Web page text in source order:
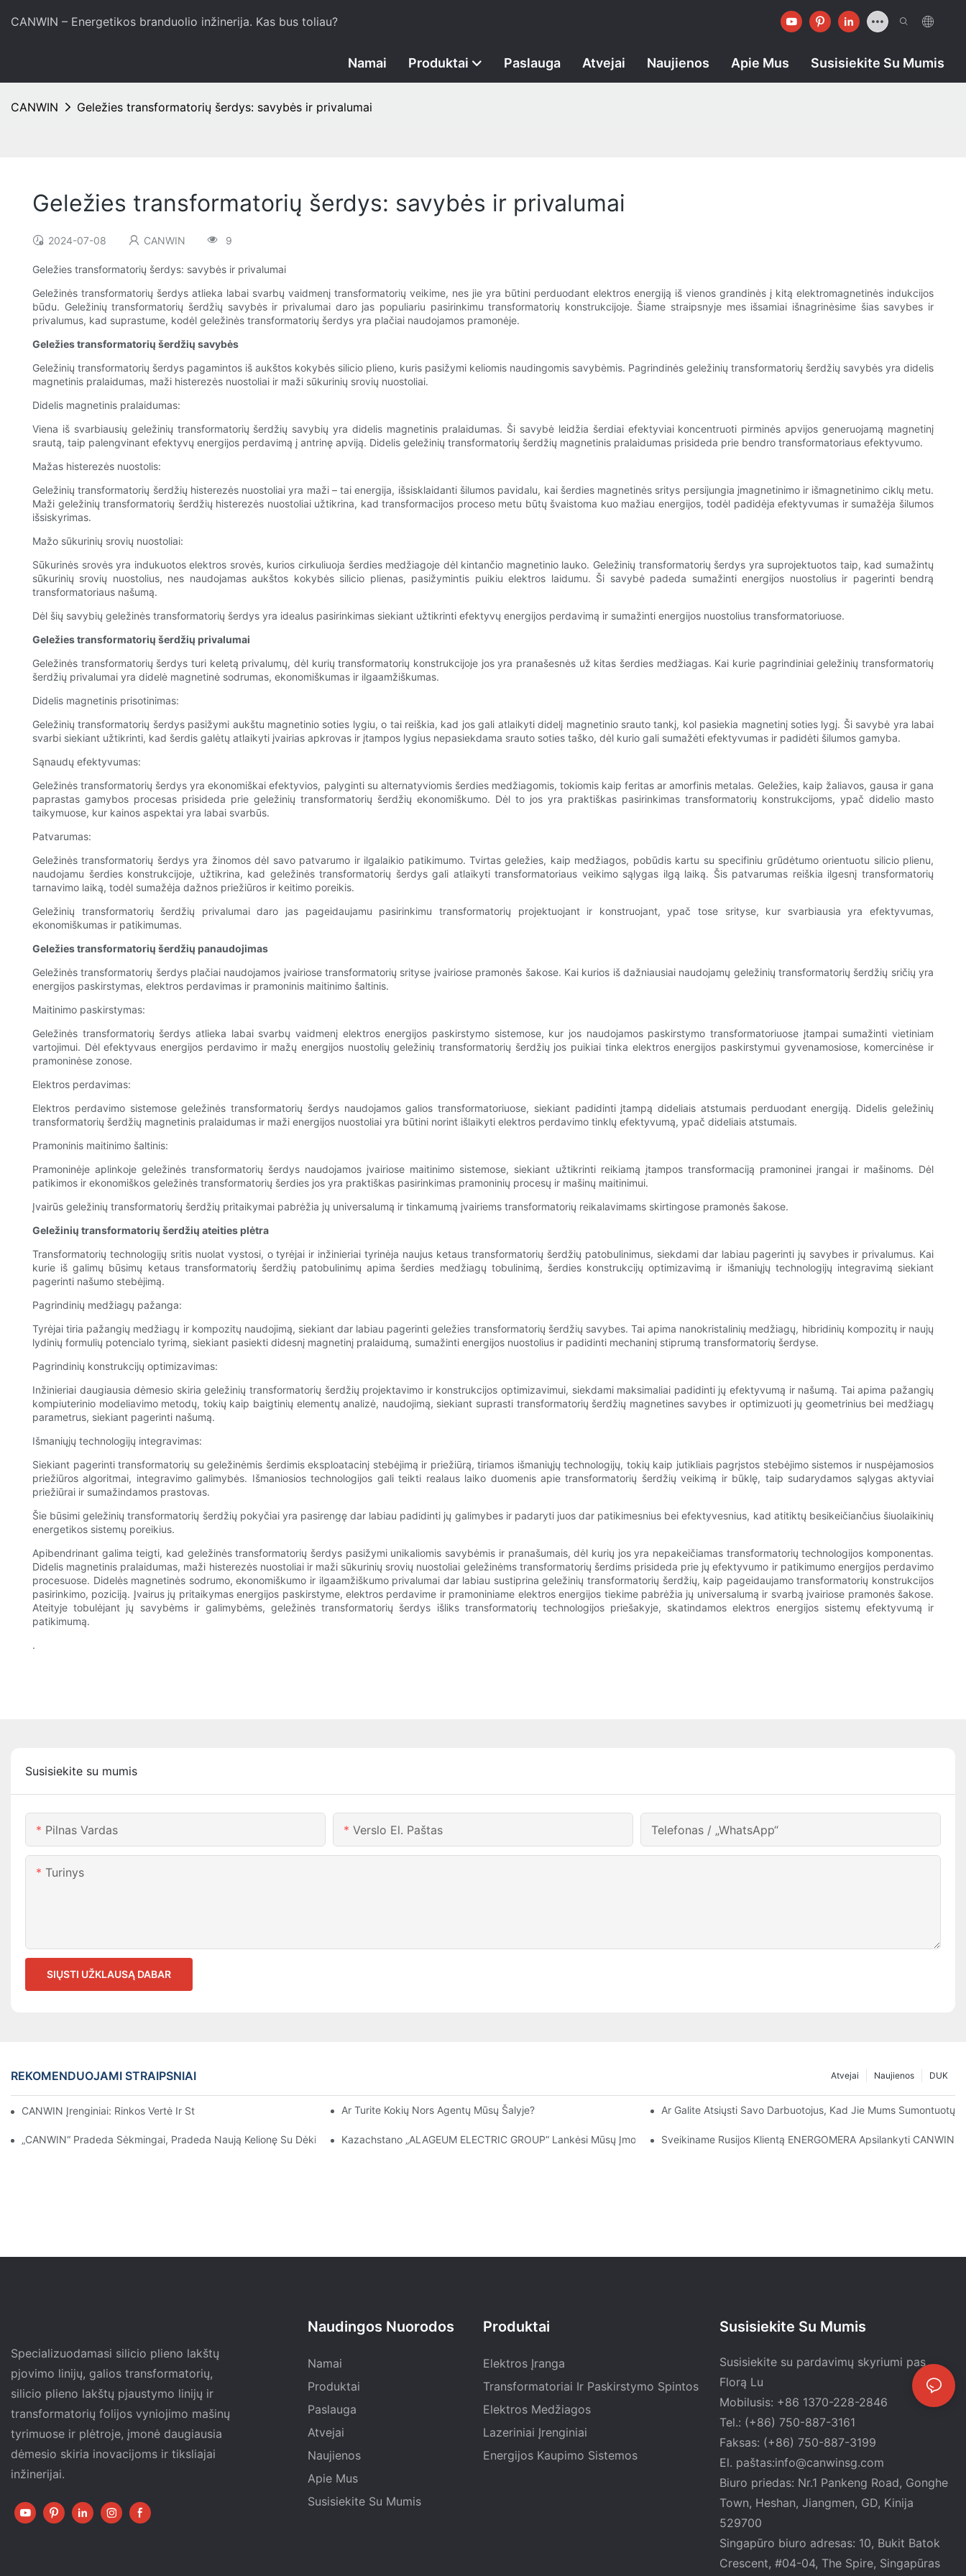
CANWIN – Energetikos branduolio inžinerija. Kas bus toliau?
Namai Produktai Paslauga Atvejai Naujienos Apie Mus Susisiekite Su Mumis
CANWIN Geležies transformatorių šerdys: savybės ir privalumai
Geležies transformatorių šerdys: savybės ir privalumai
2024-07-08 CANWIN 9
Geležies transformatorių šerdys: savybės ir privalumai
Geležinės transformatorių šerdys atlieka labai svarbų vaidmenį transformatorių veikime, nes jie yra būtini perduodant elektros energiją iš vienos grandinės į kitą elektromagnetinės indukcijos
būdu. Geležinių transformatorių šerdžių savybės ir privalumai daro jas populiariu pasirinkimu transformatorių konstrukcijoje. Šiame straipsnyje mes išsamiai išnagrinėsime šias savybes ir
privalumus, kad suprastume, kodėl geležinės transformatorių šerdys yra plačiai naudojamos pramonėje.
Geležies transformatorių šerdžių savybės
Geležinių transformatorių šerdys pagamintos iš aukštos kokybės silicio plieno, kuris pasižymi keliomis naudingomis savybėmis. Pagrindinės geležinių transformatorių šerdžių savybės yra didelis
magnetinis pralaidumas, maži histerezės nuostoliai ir maži sūkurinių srovių nuostoliai.
Didelis magnetinis pralaidumas:
Viena iš svarbiausių geležinių transformatorių šerdžių savybių yra didelis magnetinis pralaidumas. Ši savybė leidžia šerdiai efektyviai koncentruoti pirminės apvijos generuojamą magnetinį
srautą, taip palengvinant efektyvų energijos perdavimą į antrinę apviją. Didelis geležinių transformatorių šerdžių magnetinis pralaidumas prisideda prie bendro transformatoriaus efektyvumo.
Mažas histerezės nuostolis:
Geležinių transformatorių šerdžių histerezės nuostoliai yra maži – tai energija, išsisklaidanti šilumos pavidalu, kai šerdies magnetinės sritys persijungia įmagnetinimo ir išmagnetinimo ciklų metu.
Maži geležinių transformatorių šerdžių histerezės nuostoliai užtikrina, kad transformacijos proceso metu būtų švaistoma kuo mažiau energijos, todėl padidėja efektyvumas ir sumažėja šilumos
išsiskyrimas.
Mažo sūkurinių srovių nuostoliai:
Sūkurinės srovės yra indukuotos elektros srovės, kurios cirkuliuoja šerdies medžiagoje dėl kintančio magnetinio lauko. Geležinių transformatorių šerdys yra suprojektuotos taip, kad sumažintų
sūkurinių srovių nuostolius, nes naudojamas aukštos kokybės silicio plienas, pasižymintis puikiu elektros laidumu. Ši savybė padeda sumažinti energijos nuostolius ir pagerinti bendrą
transformatoriaus našumą.
Dėl šių savybių geležinės transformatorių šerdys yra idealus pasirinkimas siekiant užtikrinti efektyvų energijos perdavimą ir sumažinti energijos nuostolius transformatoriuose.
Geležies transformatorių šerdžių privalumai
Geležinės transformatorių šerdys turi keletą privalumų, dėl kurių transformatorių konstrukcijoje jos yra pranašesnės už kitas šerdies medžiagas. Kai kurie pagrindiniai geležinių transformatorių
šerdžių privalumai yra didelė magnetinė sodrumas, ekonomiškumas ir ilgaamžiškumas.
Didelis magnetinis prisotinimas:
Geležinių transformatorių šerdys pasižymi aukštu magnetinio soties lygiu, o tai reiškia, kad jos gali atlaikyti didelį magnetinio srauto tankį, kol pasiekia magnetinį soties lygį. Ši savybė yra labai
svarbi siekiant užtikrinti, kad šerdis galėtų atlaikyti įvairias apkrovas ir įtampos lygius nepasiekdama srauto soties taško, dėl kurio gali sumažėti efektyvumas ir padidėti šilumos gamyba.
Sąnaudų efektyvumas:
Geležinės transformatorių šerdys yra ekonomiškai efektyvios, palyginti su alternatyviomis šerdies medžiagomis, tokiomis kaip feritas ar amorfinis metalas. Geležies, kaip žaliavos, gausa ir gana
paprastas gamybos procesas prisideda prie geležinių transformatorių šerdžių ekonomiškumo. Dėl to jos yra praktiškas pasirinkimas transformatorių konstrukcijoms, ypač didelio masto
taikymuose, kur kainos aspektai yra labai svarbūs.
Patvarumas:
Geležinės transformatorių šerdys yra žinomos dėl savo patvarumo ir ilgalaikio patikimumo. Tvirtas geležies, kaip medžiagos, pobūdis kartu su specifiniu grūdėtumo orientuotu silicio plienu,
naudojamu šerdies konstrukcijoje, užtikrina, kad geležinės transformatorių šerdys gali atlaikyti transformatoriaus veikimo sąlygas ilgą laiką. Šis patvarumas reiškia ilgesnį transformatorių
tarnavimo laiką, todėl sumažėja dažnos priežiūros ir keitimo poreikis.
Geležinių transformatorių šerdžių privalumai daro jas pageidaujamu pasirinkimu transformatorių projektuojant ir konstruojant, ypač tose srityse, kur svarbiausia yra efektyvumas,
ekonomiškumas ir patikimumas.
Geležies transformatorių šerdžių panaudojimas
Geležinės transformatorių šerdys plačiai naudojamos įvairiose transformatorių srityse įvairiose pramonės šakose. Kai kurios iš dažniausiai naudojamų geležinių transformatorių šerdžių sričių yra
energijos paskirstymas, elektros perdavimas ir pramoninis maitinimo šaltinis.
Maitinimo paskirstymas:
Geležinės transformatorių šerdys atlieka labai svarbų vaidmenį elektros energijos paskirstymo sistemose, kur jos naudojamos paskirstymo transformatoriuose įtampai sumažinti vietiniam
vartojimui. Dėl efektyvaus energijos perdavimo ir mažų energijos nuostolių geležinių transformatorių šerdžių jos puikiai tinka elektros energijos paskirstymui gyvenamosiose, komercinėse ir
pramoninėse zonose.
Elektros perdavimas:
Elektros perdavimo sistemose geležinės transformatorių šerdys naudojamos galios transformatoriuose, siekiant padidinti įtampą dideliais atstumais perduodant energiją. Didelis geležinių
transformatorių šerdžių magnetinis pralaidumas ir maži energijos nuostoliai yra būtini norint išlaikyti elektros perdavimo tinklų efektyvumą, ypač dideliais atstumais.
Pramoninis maitinimo šaltinis:
Pramoninėje aplinkoje geležinės transformatorių šerdys naudojamos įvairiose maitinimo sistemose, siekiant užtikrinti reikiamą įtampos transformaciją pramoninei įrangai ir mašinoms. Dėl
patikimos ir ekonomiškos geležinės transformatorių šerdies jos yra praktiškas pasirinkimas pramoninių procesų ir mašinų maitinimui.
Įvairūs geležinių transformatorių šerdžių pritaikymai pabrėžia jų universalumą ir tinkamumą įvairiems transformatorių reikalavimams skirtingose ​​pramonės šakose.
Geležinių transformatorių šerdžių ateities plėtra
Transformatorių technologijų sritis nuolat vystosi, o tyrėjai ir inžinieriai tyrinėja naujus ketaus transformatorių šerdžių patobulinimus, siekdami dar labiau pagerinti jų savybes ir privalumus. Kai
kurie iš galimų būsimų ketaus transformatorių šerdžių patobulinimų apima šerdies medžiagų tobulinimą, šerdies konstrukcijų optimizavimą ir išmaniųjų technologijų integravimą siekiant
pagerinti našumo stebėjimą.
Pagrindinių medžiagų pažanga:
Tyrėjai tiria pažangių medžiagų ir kompozitų naudojimą, siekiant dar labiau pagerinti geležies transformatorių šerdžių savybes. Tai apima nanokristalinių medžiagų, hibridinių kompozitų ir naujų
lydinių formulių potencialo tyrimą, siekiant pasiekti didesnį magnetinį pralaidumą, sumažinti energijos nuostolius ir padidinti mechaninį stiprumą transformatorių šerdyse.
Pagrindinių konstrukcijų optimizavimas:
Inžinieriai daugiausia dėmesio skiria geležinių transformatorių šerdžių projektavimo ir konstrukcijos optimizavimui, siekdami maksimaliai padidinti jų efektyvumą ir našumą. Tai apima pažangių
kompiuterinio modeliavimo metodų, tokių kaip baigtinių elementų analizė, naudojimą, siekiant suprasti transformatorių šerdžių magnetines savybes ir optimizuoti jų geometrinius bei medžiagų
parametrus, siekiant pagerinti našumą.
Išmaniųjų technologijų integravimas:
Siekiant pagerinti transformatorių su geležinėmis šerdimis eksploatacinį stebėjimą ir priežiūrą, tiriamos išmaniųjų technologijų, tokių kaip jutikliais pagrįstos stebėjimo sistemos ir nuspėjamosios
priežiūros algoritmai, integravimo galimybės. Išmaniosios technologijos gali teikti realaus laiko duomenis apie transformatorių šerdžių veikimą ir būklę, taip sudarydamos sąlygas aktyviai
priežiūrai ir sumažindamos prastovas.
Šie būsimi geležinių transformatorių šerdžių pokyčiai yra pasirengę dar labiau padidinti jų galimybes ir padaryti juos dar patikimesnius bei efektyvesnius, kad atitiktų besikeičiančius šiuolaikinių
energetikos sistemų poreikius.
Apibendrinant galima teigti, kad geležinės transformatorių šerdys pasižymi unikaliomis savybėmis ir pranašumais, dėl kurių jos yra nepakeičiamas transformatorių technologijos komponentas.
Didelis magnetinis pralaidumas, maži histerezės nuostoliai ir maži sūkurinių srovių nuostoliai geležinėms transformatorių šerdims prisideda prie jų efektyvumo ir patikimumo energijos perdavimo
procesuose. Didelės magnetinės sodrumo, ekonomiškumo ir ilgaamžiškumo privalumai dar labiau sustiprina geležinių transformatorių šerdžių, kaip pageidaujamo transformatorių konstrukcijos
pasirinkimo, poziciją. Įvairus jų pritaikymas energijos paskirstyme, elektros perdavime ir pramoniniame elektros energijos tiekime pabrėžia jų universalumą ir svarbą įvairiose pramonės šakose.
Ateityje tobulėjant jų savybėms ir galimybėms, geležinės transformatorių šerdys išliks transformatorių technologijos priešakyje, skatindamos elektros energijos sistemų efektyvumą ir
patikimumą.
.
Susisiekite su mumis
Pilnas Vardas Verslo El. Paštas Telefonas / „WhatsApp“
Turinys
SIŲSTI UŽKLAUSĄ DABAR
REKOMENDUOJAMI STRAIPSNIAI DUK
Naujienos
Atvejai
CANWIN Įrenginiai: Rinkos Vertė Ir Strateginė Vizija Tiksliai Nustatant PadėtįAr Turite Kokių Nors Agentų Mūsų Šalyje? Ar Galite Atsiųsti Savo Darbuotojus, Kad Jie Mums Sumontuotų
„CANWIN“ Pradeda Sėkmingai, Pradeda Naują Kelionę Su Dėkingumu Klientams!Kazachstano „ALAGEUM ELECTRIC GROUP“ Lankėsi Mūsų Įmonėje „CANWIN“.Sveikiname Rusijos Klientą ENERGOMERA Apsilankyti CANWIN
Specializuodamasi silicio plieno lakštų
pjovimo linijų, galios transformatorių,
silicio plieno lakštų pjaustymo linijų ir
transformatorių folijos vyniojimo mašinų
tyrimuose ir plėtroje, įmonė daugiausia
dėmesio skiria inovacijoms ir tiksliajai
inžinerijai.
Naudingos Nuorodos
Namai
Produktai
Paslauga
Atvejai
Naujienos
Apie Mus
Susisiekite Su Mumis
Produktai
Elektros Įranga
Transformatoriai Ir Paskirstymo Spintos
Elektros Medžiagos
Lazeriniai Įrenginiai
Energijos Kaupimo Sistemos
Susisiekite Su Mumis
Susisiekite su pardavimų skyriumi pas
Florą Lu
Mobilusis: +86 1370-228-2846
Tel.: (+86) 750-887-3161
Faksas: (+86) 750-887-3199
El. paštas:info@canwinsg.com
Biuro priedas: Nr.1 ​​Pankeng Road, Gonghe
Town, Heshan, Jiangmen, GD, Kinija
529700
Singapūro biuro adresas: 10, Bukit Batok
Crescent, #04-04, The Spire, Singapūras